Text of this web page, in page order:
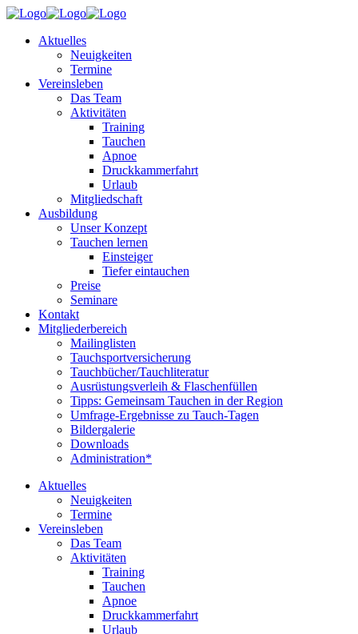
Aktuelles
Neuigkeiten
Termine
Vereinsleben
Das Team
Aktivitäten
Training
Tauchen
Apnoe
Druckkammerfahrt
Urlaub
Mitgliedschaft
Ausbildung
Unser Konzept
Tauchen lernen
Einsteiger
Tiefer eintauchen
Preise
Seminare
Kontakt
Mitgliederbereich
Mailinglisten
Tauchsportversicherung
Tauchbücher/Tauchliteratur
Ausrüstungsverleih & Flaschenfüllen
Tipps: Gemeinsam Tauchen in der Region
Umfrage-Ergebnisse zu Tauch-Tagen
Bildergalerie
Downloads
Administration*
Aktuelles
Neuigkeiten
Termine
Vereinsleben
Das Team
Aktivitäten
Training
Tauchen
Apnoe
Druckkammerfahrt
Urlaub